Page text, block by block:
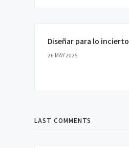
Diseñar para lo incierto
26 MAY 2025
LAST COMMENTS